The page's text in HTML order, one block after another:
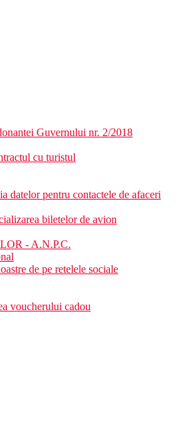
Guvernului nr. 2/2018
cu turistul
datelor pentru contactele de afaceri
biletelor de avion
- A.N.P.C.
de pe retelele sociale
voucherului cadou